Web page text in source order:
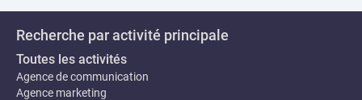
Recherche par activité principale
Toutes les activités
Agence de communication
Agence marketing